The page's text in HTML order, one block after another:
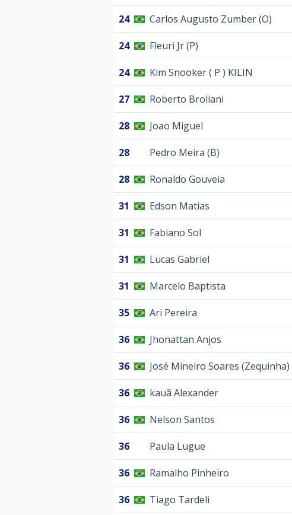
24 Carlos Augusto Zumber (O)
24 Fleuri Jr (P)
24 Kim Snooker ( P ) KILIN
27 Roberto Broliani
28 Joao Miguel
28 Pedro Meira (B)
28 Ronaldo Gouveia
31 Edson Matias
31 Fabiano Sol
31 Lucas Gabriel
31 Marcelo Baptista
35 Ari Pereira
36 Jhonattan Anjos
36 José Mineiro Soares (Zequinha)
36 kauã Alexander
36 Nelson Santos
36 Paula Lugue
36 Ramalho Pinheiro
36 Tiago Tardeli